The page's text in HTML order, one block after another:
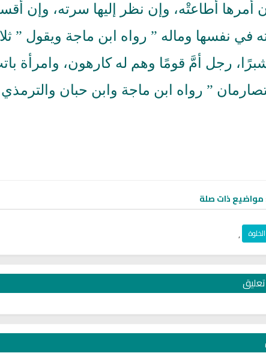
أمرها أطاعتْه، وإن نظر إليها سرته، وإن
في نفسها وماله ” رواه ابن ماجة ويقول ”
رجل أمَّ قومًا وهم له كارهون، وامرأة
” رواه ابن ماجة وابن حبان
مواضيع ذات صلة
الخلوة ,
راديو الشيخ محمد صديق المنشاوي
للقران الكريم ناصر القطامي